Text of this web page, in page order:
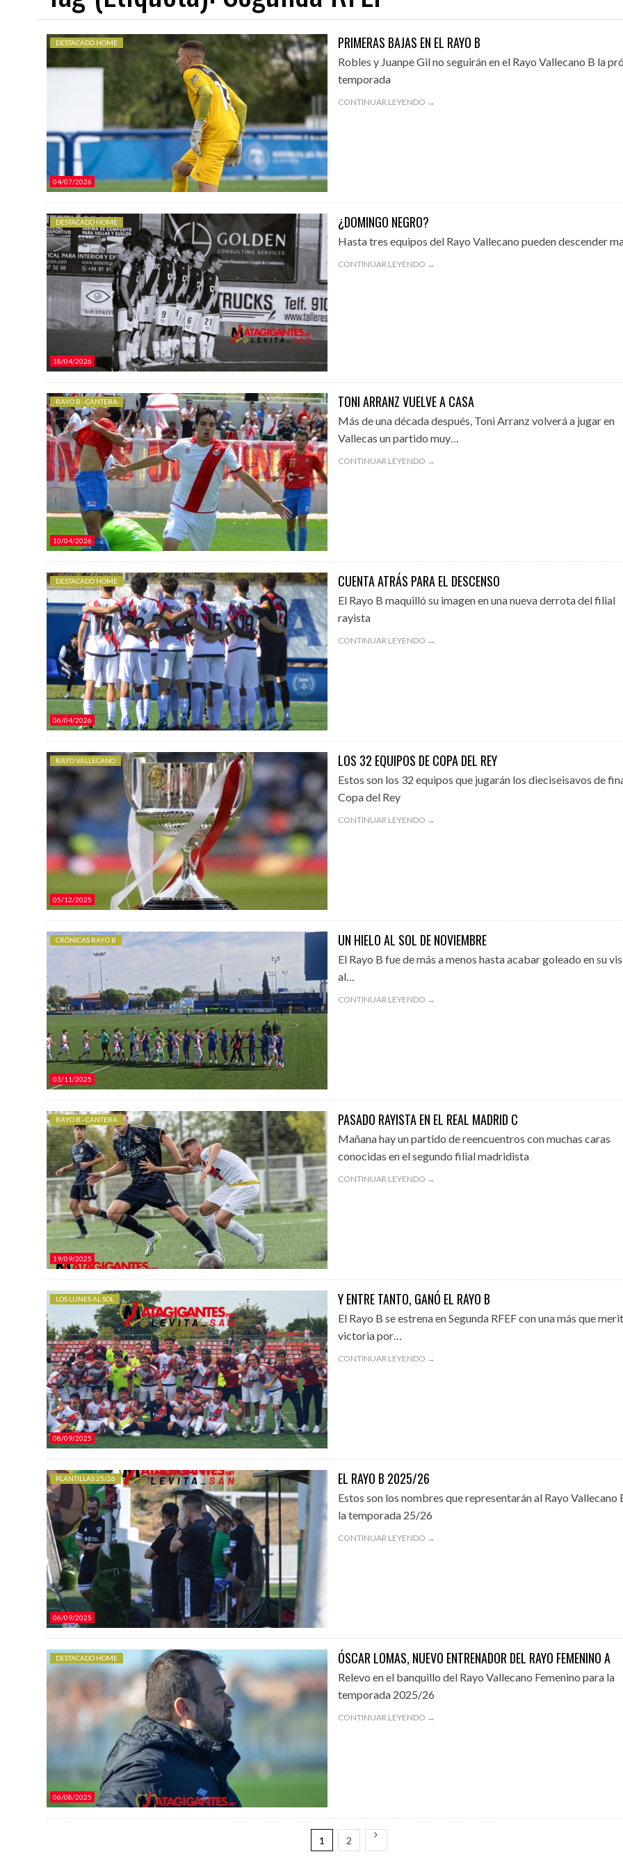
EL JUVENIL A 26/27 COMIENZA EN EL EXILIO
03/08/2026
EL RAYO B 2026/27 COMIENZA EN EL EXILIO
01/08/2026
¡QUE OS DEN MORCILLA!
31/07/2026
04/07/2026
DESTACADO HOME PRIMERAS BAJAS EN EL RAYO B
Robles y Juanpe Gil no seguirán en el Rayo Vallecano B la
temporada
CONTINUAR LEYENDO →
18/04/2026
DESTACADO HOME ¿DOMINGO NEGRO?
Hasta tres equipos del Rayo Vallecano pueden descender
CONTINUAR LEYENDO →
10/04/2026
RAYO B - CANTERA TONI ARRANZ VUELVE A CASA
Más de una década después, Toni Arranz volverá a jugar en
Vallecas un partido muy…
CONTINUAR LEYENDO →
06/04/2026
DESTACADO HOME CUENTA ATRÁS PARA EL DESCENSO
El Rayo B maquilló su imagen en una nueva derrota del filial
rayista
CONTINUAR LEYENDO →
05/12/2025
RAYO VALLECANO LOS 32 EQUIPOS DE COPA DEL REY
Estos son los 32 equipos que jugarán los dieciseisavos de
Copa del Rey
CONTINUAR LEYENDO →
03/11/2025
CRÓNICAS RAYO B UN HIELO AL SOL DE NOVIEMBRE
El Rayo B fue de más a menos hasta acabar goleado en su
al…
CONTINUAR LEYENDO →
19/09/2025
RAYO B - CANTERA PASADO RAYISTA EN EL REAL MADRID C
Mañana hay un partido de reencuentros con muchas caras
conocidas en el segundo filial madridista
CONTINUAR LEYENDO →
08/09/2025
LOS LUNES AL SOL Y ENTRE TANTO, GANÓ EL RAYO B
El Rayo B se estrena en Segunda RFEF con una más que
victoria por…
CONTINUAR LEYENDO →
06/09/2025
PLANTILLAS 25/26 EL RAYO B 2025/26
Estos son los nombres que representarán al Rayo Vallecano
la temporada 25/26
CONTINUAR LEYENDO →
06/08/2025
DESTACADO HOME ÓSCAR LOMAS, NUEVO ENTRENADOR DEL RAYO FEMENINO A
Relevo en el banquillo del Rayo Vallecano Femenino para la
temporada 2025/26
CONTINUAR LEYENDO →
1 2